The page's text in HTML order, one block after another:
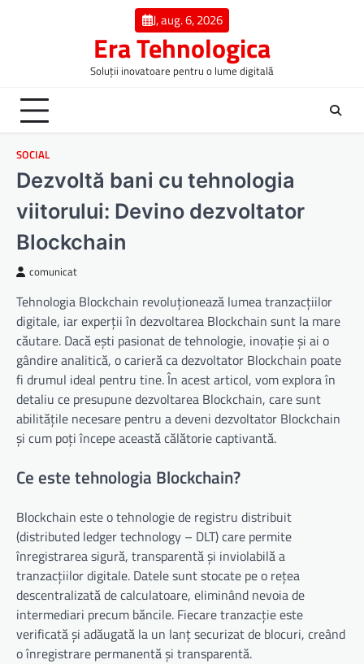
J, aug. 6, 2026
Era Tehnologica
Soluții inovatoare pentru o lume digitală
SOCIAL
Dezvoltă bani cu tehnologia
viitorului: Devino dezvoltator
Blockchain
comunicat
Tehnologia Blockchain revoluționează lumea tranzacțiilor
digitale, iar experții în dezvoltarea Blockchain sunt la mare
căutare. Dacă ești pasionat de tehnologie, inovație și ai o
gândire analitică, o carieră ca dezvoltator Blockchain poate
fi drumul ideal pentru tine. În acest articol, vom explora în
detaliu ce presupune dezvoltarea Blockchain, care sunt
abilitățile necesare pentru a deveni dezvoltator Blockchain
și cum poți începe această călătorie captivantă.
Ce este tehnologia Blockchain?
Blockchain este o tehnologie de registru distribuit
(distributed ledger technology – DLT) care permite
înregistrarea sigură, transparentă și inviolabilă a
tranzacțiilor digitale. Datele sunt stocate pe o rețea
descentralizată de calculatoare, eliminând nevoia de
intermediari precum băncile. Fiecare tranzacție este
verificată și adăugată la un lanț securizat de blocuri, creând
o înregistrare permanentă și transparentă.